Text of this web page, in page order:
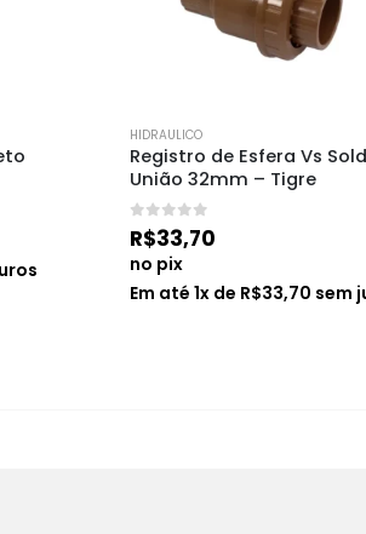
HIDRAULICO
Registro de Esfera Vs
União 32mm – Tigre
de 5
R$33,70
no pix
Em até 1x de R$33,70 sem